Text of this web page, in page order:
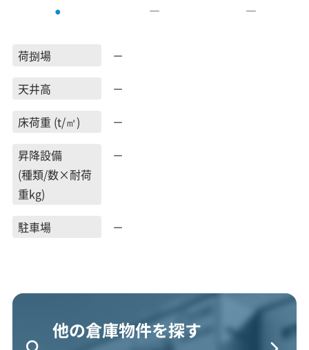
●
―
―
荷捌場
－
天井高
－
床荷重 (t/㎡)
－
昇降設備
(種類/数×耐荷
重kg)
－
駐車場 －
他の倉庫物件を探す